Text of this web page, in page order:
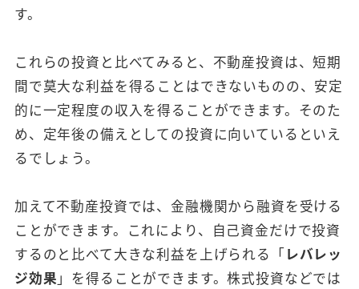
す。
これらの投資と比べてみると、不動産投資は、短期
間で莫大な利益を得ることはできないものの、安定
的に一定程度の収入を得ることができます。そのた
め、定年後の備えとしての投資に向いているといえ
るでしょう。
加えて不動産投資では、金融機関から融資を受ける
ことができます。これにより、自己資金だけで投資
するのと比べて大きな利益を上げられる「レバレッ
ジ効果 」を得ることができます。株式投資などでは